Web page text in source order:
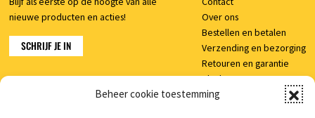
Beheer cookie toestemming
nieuwe producten en acties!
SCHRIJF JE IN
Over ons
Bestellen en betalen
Verzending en bezorging
Retouren en garantie
Klachten
Veelgestelde vragen